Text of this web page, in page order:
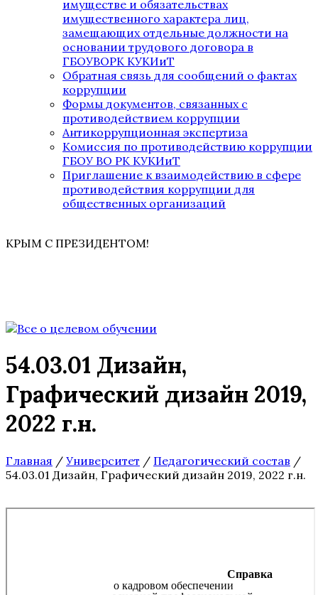
имуществе и обязательствах
имущественного характера лиц,
замещающих отдельные должности на
основании трудового договора в
ГБОУВОРК КУКИиТ
Обратная связь для сообщений о фактах
коррупции
Формы документов, связанных с
противодействием коррупции
Антикоррупционная экспертиза
Комиссия по противодействию коррупции
ГБОУ ВО РК КУКИиТ
Приглашение к взаимодействию в сфере
противодействия коррупции для
общественных организаций
КРЫМ С ПРЕЗИДЕНТОМ!
54.03.01 Дизайн,
Графичеcкий дизайн 2019,
2022 г.н.
Главная / Университет / Педагогический состав /
54.03.01 Дизайн, Графичеcкий дизайн 2019, 2022 г.н.